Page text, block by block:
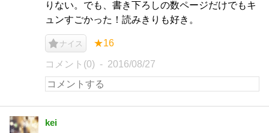
りない。でも、書き下ろしの数ページだけでもキ
ュンすごかった！読みきりも好き。
ナイス ★16
コメント(0) 2016/08/27
kei